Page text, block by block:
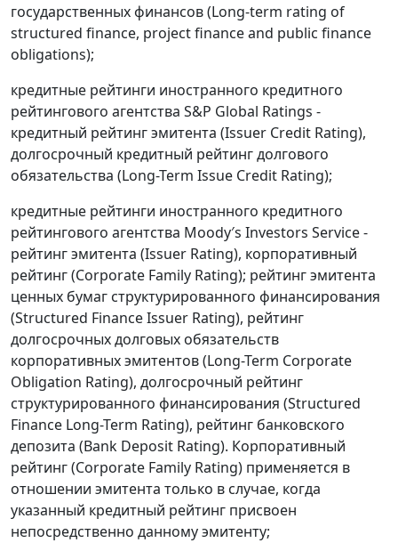
государственных финансов (Long-term rating of
structured finance, project finance and public finance
obligations);
кредитные рейтинги иностранного кредитного
рейтингового агентства S&P Global Ratings -
кредитный рейтинг эмитента (Issuer Credit Rating),
долгосрочный кредитный рейтинг долгового
обязательства (Long-Term Issue Credit Rating);
кредитные рейтинги иностранного кредитного
рейтингового агентства Moody′s Investors Service -
рейтинг эмитента (Issuer Rating), корпоративный
рейтинг (Corporate Family Rating); рейтинг эмитента
ценных бумаг структурированного финансирования
(Structured Finance Issuer Rating), рейтинг
долгосрочных долговых обязательств
корпоративных эмитентов (Long-Term Corporate
Obligation Rating), долгосрочный рейтинг
структурированного финансирования (Structured
Finance Long-Term Rating), рейтинг банковского
депозита (Bank Deposit Rating). Корпоративный
рейтинг (Corporate Family Rating) применяется в
отношении эмитента только в случае, когда
указанный кредитный рейтинг присвоен
непосредственно данному эмитенту;